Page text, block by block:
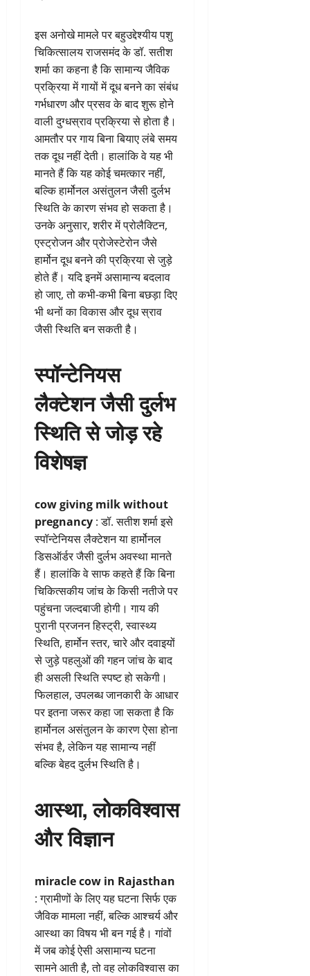
इस अनोखे मामले पर बहुउद्देश्यीय पशु
चिकित्सालय राजसमंद के डॉ. सतीश
शर्मा का कहना है कि सामान्य जैविक
प्रक्रिया में गायों में दूध बनने का संबंध
गर्भधारण और प्रसव के बाद शुरू होने
वाली दुग्धस्राव प्रक्रिया से होता है।
आमतौर पर गाय बिना बियाए लंबे समय
तक दूध नहीं देती। हालांकि वे यह भी
मानते हैं कि यह कोई चमत्कार नहीं,
बल्कि हार्मोनल असंतुलन जैसी दुर्लभ
स्थिति के कारण संभव हो सकता है।
उनके अनुसार, शरीर में प्रोलैक्टिन,
एस्ट्रोजन और प्रोजेस्टेरोन जैसे
हार्मोन दूध बनने की प्रक्रिया से जुड़े
होते हैं। यदि इनमें असामान्य बदलाव
हो जाए, तो कभी-कभी बिना बछड़ा दिए
भी थनों का विकास और दूध स्राव
जैसी स्थिति बन सकती है।
स्पॉन्टेनियस
लैक्टेशन जैसी दुर्लभ
स्थिति से जोड़ रहे
विशेषज्ञ
cow giving milk without
pregnancy : डॉ. सतीश शर्मा इसे
स्पॉन्टेनियस लैक्टेशन या हार्मोनल
डिसऑर्डर जैसी दुर्लभ अवस्था मानते
हैं। हालांकि वे साफ कहते हैं कि बिना
चिकित्सकीय जांच के किसी नतीजे पर
पहुंचना जल्दबाजी होगी। गाय की
पुरानी प्रजनन हिस्ट्री, स्वास्थ्य
स्थिति, हार्मोन स्तर, चारे और दवाइयों
से जुड़े पहलुओं की गहन जांच के बाद
ही असली स्थिति स्पष्ट हो सकेगी।
फिलहाल, उपलब्ध जानकारी के आधार
पर इतना जरूर कहा जा सकता है कि
हार्मोनल असंतुलन के कारण ऐसा होना
संभव है, लेकिन यह सामान्य नहीं
बल्कि बेहद दुर्लभ स्थिति है।
आस्था, लोकविश्वास
और विज्ञान
miracle cow in Rajasthan
: ग्रामीणों के लिए यह घटना सिर्फ एक
जैविक मामला नहीं, बल्कि आश्चर्य और
आस्था का विषय भी बन गई है। गांवों
में जब कोई ऐसी असामान्य घटना
सामने आती है, तो वह लोकविश्वास का